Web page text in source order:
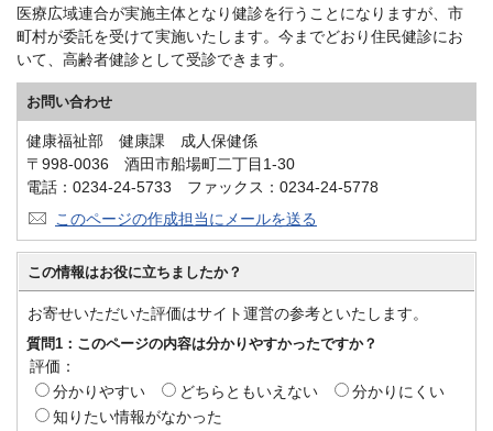
医療広域連合が実施主体となり健診を行うことになりますが、市
町村が委託を受けて実施いたします。今までどおり住民健診にお
いて、高齢者健診として受診できます。
お問い合わせ
健康福祉部 健康課 成人保健係
〒998-0036 酒田市船場町二丁目1-30
電話：0234-24-5733 ファックス：0234-24-5778
このページの作成担当にメールを送る
この情報はお役に立ちましたか？
お寄せいただいた評価はサイト運営の参考といたします。
質問1：このページの内容は分かりやすかったですか？
評価：
分かりやすい
どちらともいえない
分かりにくい
知りたい情報がなかった